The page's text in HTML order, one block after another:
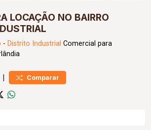
LOCAÇÃO NO BAIRRO
- Distrito Industrial Comercial para
| Comparar